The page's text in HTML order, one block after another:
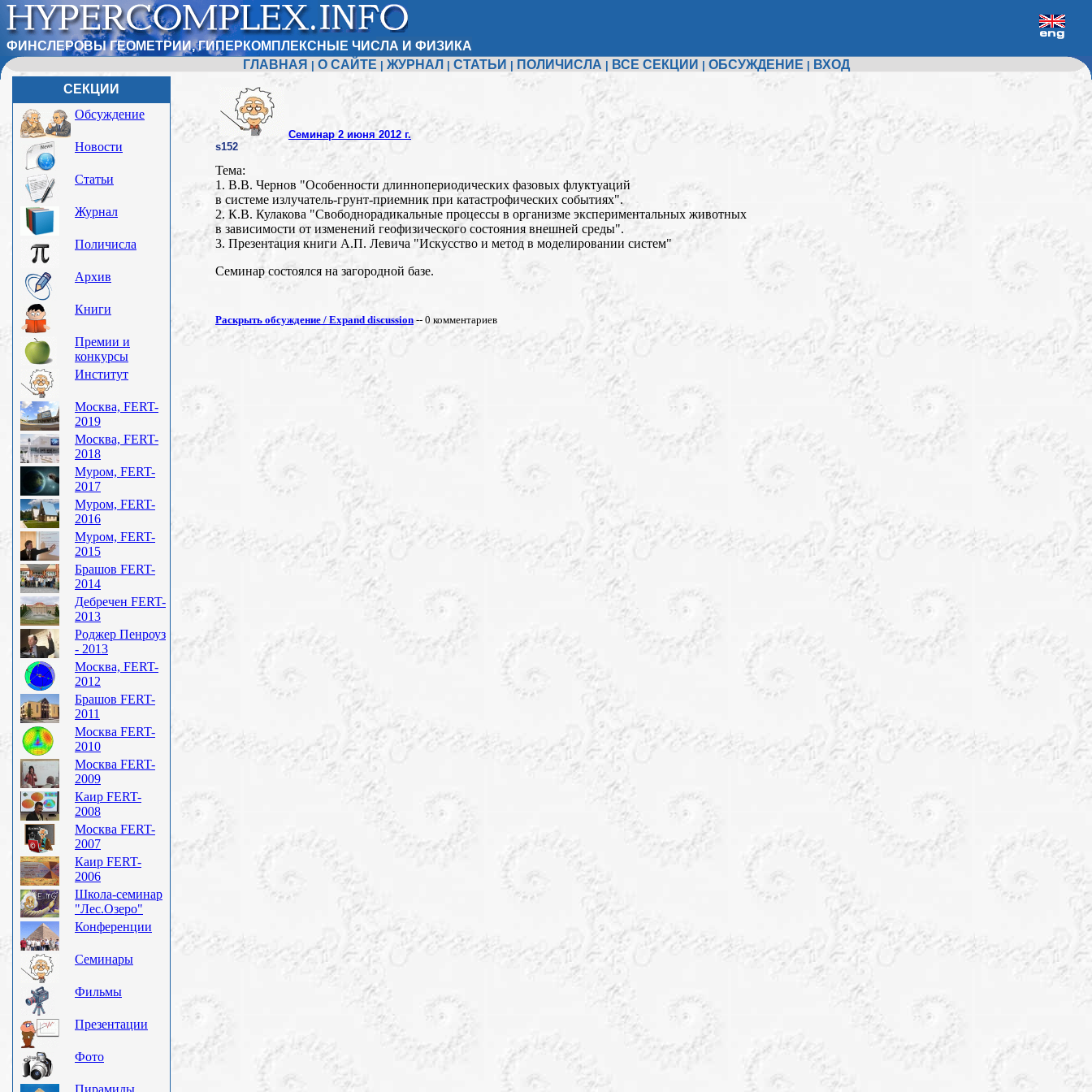
ФИНСЛЕРОВЫ ГЕОМЕТРИИ, ГИПЕРКОМПЛЕКСНЫЕ ЧИСЛА И ФИЗИКА
ГЛАВНАЯ
О САЙТЕ ЖУРНАЛ СТАТЬИ ПОЛИЧИСЛА ВСЕ СЕКЦИИ ОБСУЖДЕНИЕ
ВХОД
СЕКЦИИ
Обсуждение
Новости
Статьи
Журнал
Поличисла
Архив
Книги
Премии и
конкурсы
Институт
Москва, FERT-
2019
Москва, FERT-
2018
Муром, FERT-
2017
Муром, FERT-
2016
Муром, FERT-
2015
Брашов FERT-
2014
Дебречен FERT-
2013
Роджер Пенроуз
- 2013
Москва, FERT-
2012
Брашов FERT-
2011
Москва FERT-
2010
Москва FERT-
2009
Каир FERT-
2008
Москва FERT-
2007
Каир FERT-
2006
Школа-семинар
"Лес.Озеро"
Конференции
Семинары
Фильмы
Презентации
Фото
Пирамиды
Семинар 2 июня 2012 г.
s152
Тема:
1. В.В. Чернов "Особенности длиннопериодических фазовых флуктуаций
в системе излучатель-грунт-приемник при катастрофических событиях".
2. К.В. Кулакова "Свободнорадикальные процессы в организме экспериментальных животных
в зависимости от изменений геофизического состояния внешней среды".
3. Презентация книги А.П. Левича "Искусство и метод в моделировании систем"
Семинар состоялся на загородной базе.
Раскрыть обсуждение / Expand discussion-- 0 комментариев